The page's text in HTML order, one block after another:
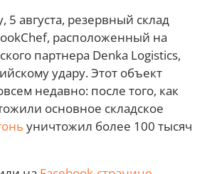
5 августа, резервный склад
расположенный на
партнера Denka Logistics,
удару. Этот объект
недавно: после того, как
основное складское
уничтожил более 100 тысяч